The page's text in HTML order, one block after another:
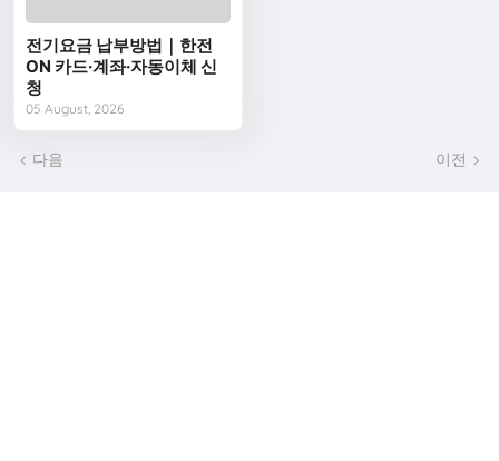
전기요금 납부방법｜한전
ON 카드·계좌·자동이체 신
청
05 August, 2026
다음 이전